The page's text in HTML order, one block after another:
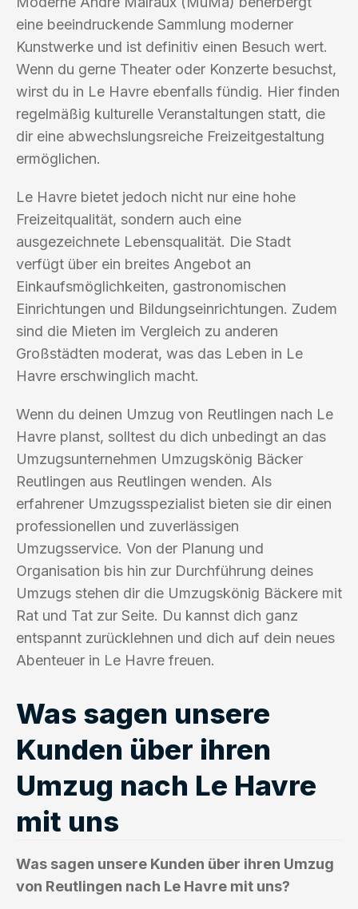
eine beeindruckende Sammlung moderner
Kunstwerke und ist definitiv einen Besuch wert.
Wenn du gerne Theater oder Konzerte besuchst,
wirst du in Le Havre ebenfalls fündig. Hier finden
regelmäßig kulturelle Veranstaltungen statt, die
dir eine abwechslungsreiche Freizeitgestaltung
ermöglichen.
Le Havre bietet jedoch nicht nur eine hohe
Freizeitqualität, sondern auch eine
ausgezeichnete Lebensqualität. Die Stadt
verfügt über ein breites Angebot an
Einkaufsmöglichkeiten, gastronomischen
Einrichtungen und Bildungseinrichtungen. Zudem
sind die Mieten im Vergleich zu anderen
Großstädten moderat, was das Leben in Le
Havre erschwinglich macht.
Wenn du deinen Umzug von Reutlingen nach Le
Havre planst, solltest du dich unbedingt an das
Umzugsunternehmen Umzugskönig Bäcker
Reutlingen aus Reutlingen wenden. Als
erfahrener Umzugsspezialist bieten sie dir einen
professionellen und zuverlässigen
Umzugsservice. Von der Planung und
Organisation bis hin zur Durchführung deines
Umzugs stehen dir die Umzugskönig Bäckere mit
Rat und Tat zur Seite. Du kannst dich ganz
entspannt zurücklehnen und dich auf dein neues
Abenteuer in Le Havre freuen.
Was sagen unsere
Kunden über ihren
Umzug nach Le Havre
mit uns
Was sagen unsere Kunden über ihren Umzug
von Reutlingen nach Le Havre mit uns?